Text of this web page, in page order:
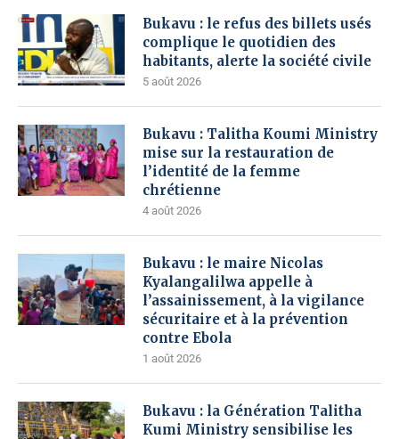
Bukavu : le refus des billets usés
complique le quotidien des
habitants, alerte la société civile
5 août 2026
Bukavu : Talitha Koumi Ministry
mise sur la restauration de
l’identité de la femme
chrétienne
4 août 2026
Bukavu : le maire Nicolas
Kyalangalilwa appelle à
l’assainissement, à la vigilance
sécuritaire et à la prévention
contre Ebola
1 août 2026
Bukavu : la Génération Talitha
Kumi Ministry sensibilise les